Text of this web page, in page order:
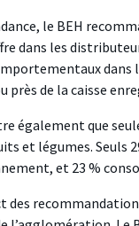
le BEH
dans les
près de la caisse
également que
et légumes. Seuls
et 23 %
des